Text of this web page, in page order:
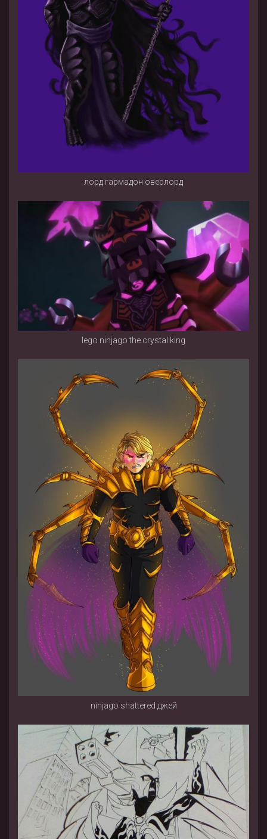
лорд гармадон оверлорд
lego ninjago the crystal king
ninjago shattered джей